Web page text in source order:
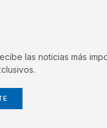
las noticias más